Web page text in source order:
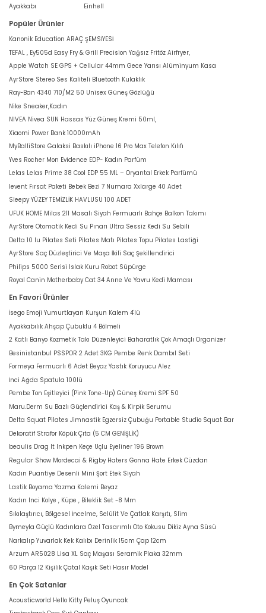
Ayakkabı
Einhell
Popüler Ürünler
Kanonik Education ARAÇ ŞEMSİYESİ
TEFAL , Ey505d Easy Fry & Grill Precision Yağsız Fritöz Airfryer,
Apple Watch SE GPS + Cellular 44mm Gece Yarısı Alüminyum Kasa
AyrStore Stereo Ses Kaliteli Bluetooth Kulaklık
Ray-Ban 4340 710/M2 50 Unisex Güneş Gözlüğü
Nike Sneaker,Kadın
NIVEA Nivea SUN Hassas Yüz Güneş Kremi 50ml,
Xiaomi Power Bank 10000mAh
MyBalliStore Galaksi Baskılı iPhone 16 Pro Max Telefon Kılıfı
Yves Rocher Mon Evidence EDP- Kadın Parfüm
Lelas Lelas Prime 38 Cool EDP 55 ML – Oryantal Erkek Parfümü
levent Fırsat Paketi Bebek Bezi 7 Numara Xxlarge 40 Adet
Sleepy YÜZEY TEMİZLİK HAVLUSU 100 ADET
UFUK HOME Milas 211 Masalı Siyah Fermuarlı Bahçe Balkon Takımı
AyrStore Otomatik Kedi Su Pınarı Ultra Sessiz Kedi Su Sebili
Delta 10 lu Pilates Seti Pilates Matı Pilates Topu Pilates Lastiği
AyrStore Saç Düzleştirici Ve Maşa İkili Saç Şekillendirici
Philips 5000 Serisi Islak Kuru Robot Süpürge
Royal Canin Motherbaby Cat 34 Anne Ve Yavru Kedi Maması
En Favori Ürünler
İsego Emoji Yumurtlayan Kurşun Kalem 4'lü
Ayakkabılık Ahşap Çubuklu 4 Bölmeli
2 Katlı Banyo Kozmetik Takı Düzenleyici Baharatlık Çok Amaçlı Organizer
Besinistanbul PSSPOR 2 Adet 3KG Pembe Renk Dambıl Seti
Formeya Fermuarlı 6 Adet Beyaz Yastık Koruyucu Alez
İnci Ağda Spatula 100lü
Pembe Ton Eşitleyici (Pink Tone-Up) Güneş Kremi SPF 50
Maru.Derm Su Bazlı Güçlendirici Kaş & Kirpik Serumu
Delta Squat Pilates Jimnastik Egzersiz Çubuğu Portable Studio Squat Bar
Dekoratif Strafor Köpük Çıta (5 CM GENİŞLİK)
beaulis Drag It Inkpen Keçe Uçlu Eyeliner 196 Brown
Regular Show Mordecai & Rigby Haters Gonna Hate Erkek Cüzdan
Kadın Puantiye Desenli Mini Şort Etek Siyah
Lastik Boyama Yazma Kalemi Beyaz
Kadın Inci Kolye , Küpe , Bileklik Set -8 Mm
Sıkılaştırıcı, Bölgesel İncelme, Selülit Ve Çatlak Karşıtı, Slim
Bymeyla Güçlü Kadınlara Özel Tasarımlı Oto Kokusu Dikiz Ayna Süsü
Narkalıp Yuvarlak Kek Kalıbı Derinlik 15cm Çap 12cm
Arzum AR5028 Lisa XL Saç Maşası Seramik Plaka 32mm
60 Parça 12 Kişilik Çatal Kaşık Seti Hasır Model
En Çok Satanlar
Acousticworld Hello Kitty Peluş Oyuncak